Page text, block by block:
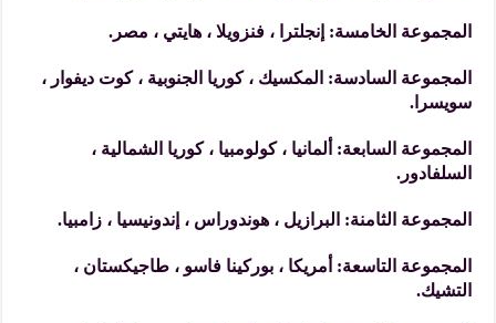
المجموعة الخامسة: إنجلترا ، فنزويلا ، هايتي ، مصر.
المجموعة السادسة: المكسيك ، كوريا الجنوبية ، كوت ديفوار ،
سويسرا.
المجموعة السابعة: ألمانيا ، كولومبيا ، كوريا الشمالية ،
السلفادور.
المجموعة الثامنة: البرازيل ، هوندوراس ، إندونيسيا ، زامبيا.
المجموعة التاسعة: أمريكا ، بوركينا فاسو ، طاجيكستان ،
التشيك.